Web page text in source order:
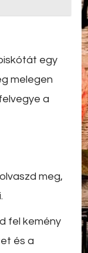
egy
melegen
a
meg,
fel kemény
és a